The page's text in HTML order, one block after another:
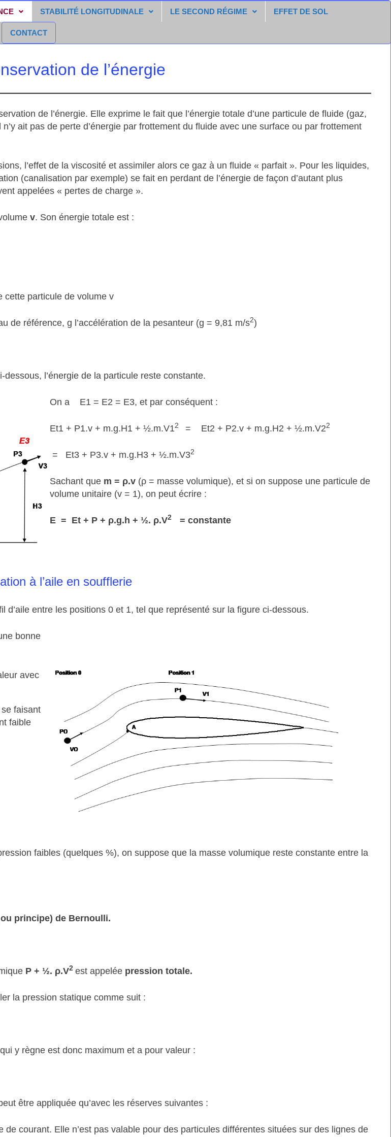
STABILITÉ LONGITUDINALE LE SECOND RÉGIME EFFET DE SOL
CONTACT
de l’énergie
de l’énergie. Elle exprime le fait que l’énergie totale d’une particule de fluide (gaz,
ait pas de perte d’énergie par frottement du fluide avec une surface ou par frottement
l’effet de la viscosité et assimiler alors ce gaz à un fluide « parfait ». Pour les liquides,
(canalisation par exemple) se fait en perdant de l’énergie de façon d’autant plus
appelées « pertes de charge ».
v. Son énergie totale est :
:
cette particule de volume v
de référence, g l’accélération de la pesanteur (g = 9,81 m/s2)
l’énergie de la particule reste constante.
On a E1 = E2 = E3, et par conséquent :
Et1 + P1.v + m.g.H1 + ½.m.V12 = Et2 + P2.v + m.g.H2 + ½.m.V22
= Et3 + P3.v + m.g.H3 + ½.m.V32
Sachant que m = ρ.v (ρ = masse volumique), et si on suppose une particule de
volume unitaire (v = 1), on peut écrire :
E = Et + P + ρ.g.h + ½. ρ.V2 = constante
à l’aile en soufflerie
d’aile entre les positions 0 et 1, tel que représenté sur la figure ci-dessous.
bonne
avec
faisant
faible
faibles (quelques %), on suppose que la masse volumique reste constante entre la
principe) de Bernoulli.
P + ½. ρ.V2 est appelée pression totale.
la pression statique comme suit :
y règne est donc maximum et a pour valeur :
être appliquée qu’avec les réserves suivantes :
courant. Elle n’est pas valable pour des particules différentes situées sur des lignes de